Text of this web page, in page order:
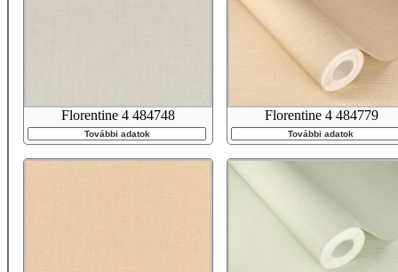
Florentine 4 484748
További adatok
Florentine 4 484779
További adatok